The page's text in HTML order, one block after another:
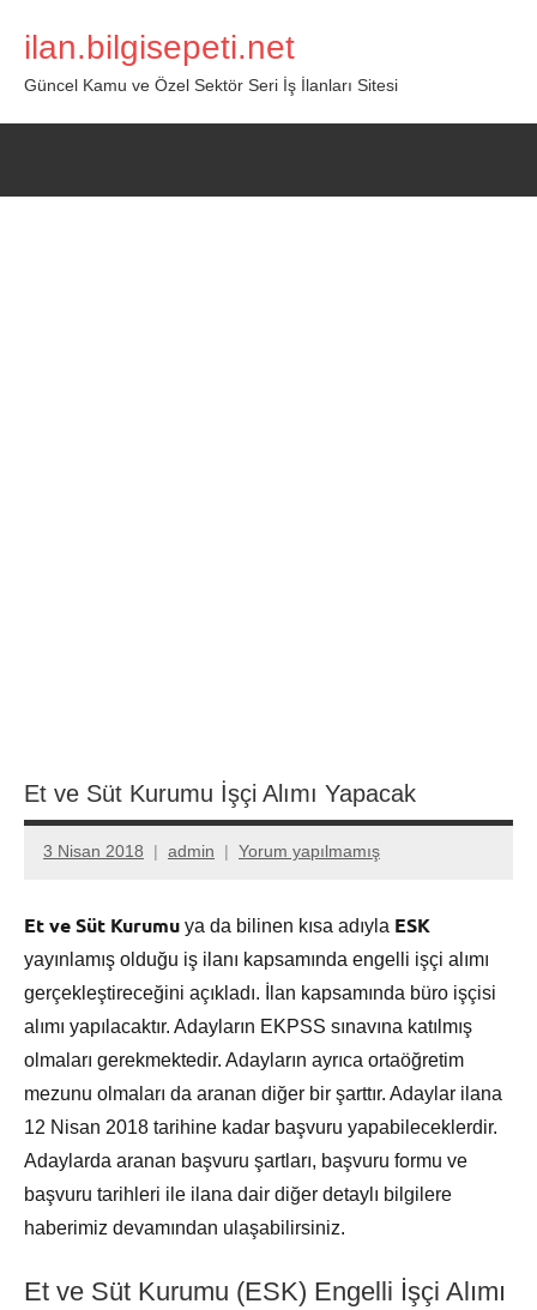
ilan.bilgisepeti.net
Güncel Kamu ve Özel Sektör Seri İş İlanları Sitesi
Et ve Süt Kurumu İşçi Alımı Yapacak
3 Nisan 2018 admin Yorum yapılmamış
Et ve Süt Kurumu ya da bilinen kısa adıyla ESK
yayınlamış olduğu iş ilanı kapsamında engelli işçi alımı
gerçekleştireceğini açıkladı. İlan kapsamında büro işçisi
alımı yapılacaktır. Adayların EKPSS sınavına katılmış
olmaları gerekmektedir. Adayların ayrıca ortaöğretim
mezunu olmaları da aranan diğer bir şarttır. Adaylar ilana
12 Nisan 2018 tarihine kadar başvuru yapabileceklerdir.
Adaylarda aranan başvuru şartları, başvuru formu ve
başvuru tarihleri ile ilana dair diğer detaylı bilgilere
haberimiz devamından ulaşabilirsiniz.
Et ve Süt Kurumu (ESK) Engelli İşçi Alımı